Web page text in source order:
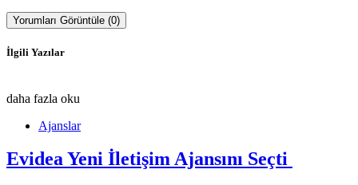
Yorumları Görüntüle (0)
İlgili Yazılar
daha fazla oku
Ajanslar
Evidea Yeni İletişim Ajansını Seçti